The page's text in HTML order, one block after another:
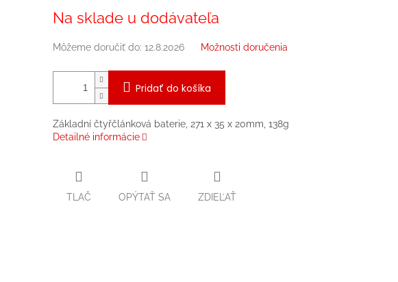
cena:
Na sklade u dodávateľa
Môžeme doručiť do: 12.8.2026 Možnosti doručenia
Pridať do košíka
Základní čtyřčlánková baterie, 271 x 35 x 20mm, 138g
Detailné informácie
TLAČ OPÝTAŤ SA ZDIEĽAŤ